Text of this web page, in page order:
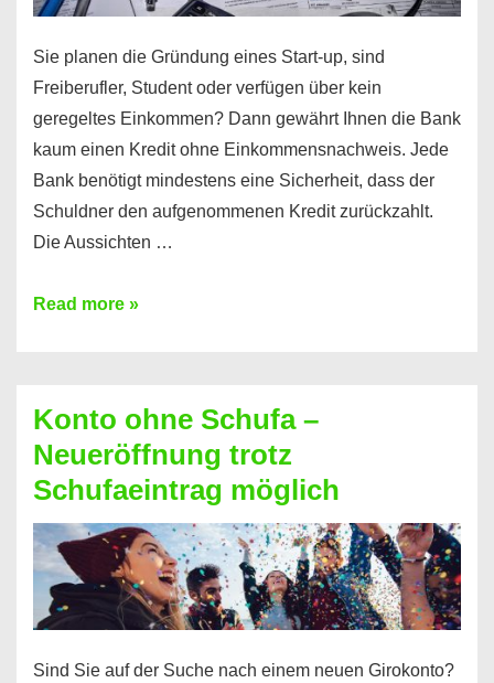
Sie planen die Gründung eines Start-up, sind
Freiberufler, Student oder verfügen über kein
geregeltes Einkommen? Dann gewährt Ihnen die Bank
kaum einen Kredit ohne Einkommensnachweis. Jede
Bank benötigt mindestens eine Sicherheit, dass der
Schuldner den aufgenommenen Kredit zurückzahlt.
Die Aussichten …
Mit
Sie
einen
Kredit
ohne
Einkommensnachweis
Read more »
Konto ohne Schufa –
Neueröffnung trotz
Schufaeintrag möglich
Sind Sie auf der Suche nach einem neuen Girokonto?